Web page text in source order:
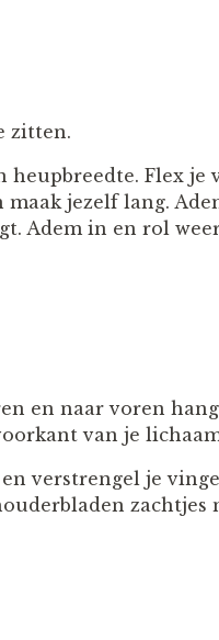
zitten.
Flex je
jezelf lang.
Adem in en rol
en naar voren
van je
verstrengel je
zachtjes